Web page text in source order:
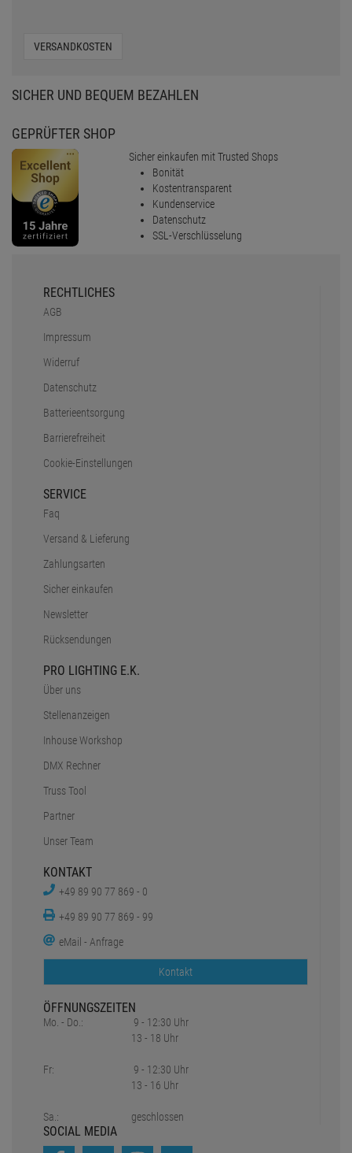
VERSANDKOSTEN
SICHER UND BEQUEM BEZAHLEN
GEPRÜFTER SHOP
Sicher einkaufen mit Trusted Shops
Bonität
Kostentransparent
Kundenservice
Datenschutz
SSL-Verschlüsselung
RECHTLICHES
AGB
Impressum
Widerruf
Datenschutz
Batterieentsorgung
Barrierefreiheit
Cookie-Einstellungen
SERVICE
Faq
Versand & Lieferung
Zahlungsarten
Sicher einkaufen
Newsletter
Rücksendungen
PRO LIGHTING E.K.
Über uns
Stellenanzeigen
Inhouse Workshop
DMX Rechner
Truss Tool
Partner
Unser Team
KONTAKT
+49 89 90 77 869 - 0
+49 89 90 77 869 - 99
eMail - Anfrage
Kontakt
ÖFFNUNGSZEITEN
Mo. - Do.:
Fr:
Sa.:
9 - 12:30 Uhr
13 - 18 Uhr
9 - 12:30 Uhr
13 - 16 Uhr
geschlossen
SOCIAL MEDIA